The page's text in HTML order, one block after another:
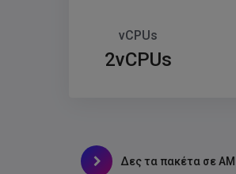
vCPUs
2vCPUs
Δες τα πακέτα σε